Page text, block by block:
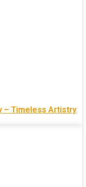
– Timeless Artistry